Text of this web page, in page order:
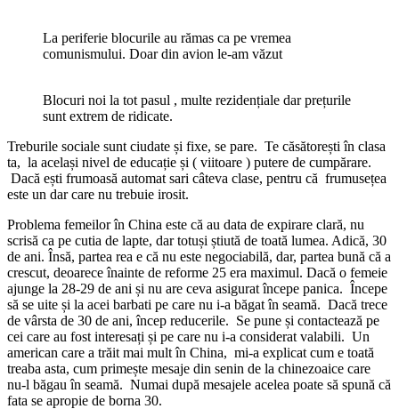
La periferie blocurile au rămas ca pe vremea
comunismului. Doar din avion le-am văzut
Blocuri noi la tot pasul , multe rezidențiale dar prețurile
sunt extrem de ridicate.
Treburile sociale sunt ciudate și fixe, se pare. Te căsătorești în clasa
ta, la același nivel de educație și ( viitoare ) putere de cumpărare.
Dacă ești frumoasă automat sari câteva clase, pentru că frumusețea
este un dar care nu trebuie irosit.
Problema femeilor în China este că au data de expirare clară, nu
scrisă ca pe cutia de lapte, dar totuși știută de toată lumea. Adică, 30
de ani. Însă, partea rea e că nu este negociabilă, dar, partea bună că a
crescut, deoarece înainte de reforme 25 era maximul. Dacă o femeie
ajunge la 28-29 de ani și nu are ceva asigurat începe panica. Începe
să se uite și la acei barbati pe care nu i-a băgat în seamă. Dacă trece
de vârsta de 30 de ani, încep reducerile. Se pune și contactează pe
cei care au fost interesați și pe care nu i-a considerat valabili. Un
american care a trăit mai mult în China, mi-a explicat cum e toată
treaba asta, cum primește mesaje din senin de la chinezoaice care
nu-l băgau în seamă. Numai după mesajele acelea poate să spună că
fata se apropie de borna 30.